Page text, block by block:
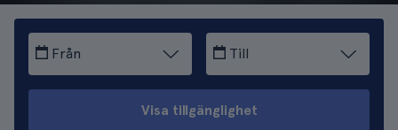
Från Till
Visa tillgänglighet